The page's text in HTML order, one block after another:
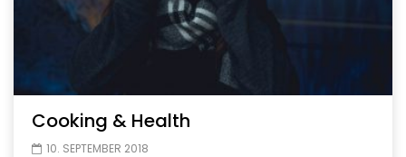
Cooking & Health
10. SEPTEMBER 2018